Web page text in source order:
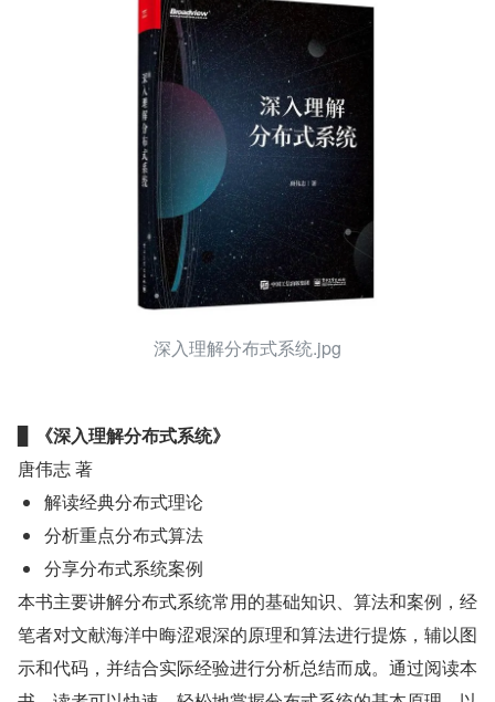
深入理解分布式系统.jpg
《深入理解分布式系统》
唐伟志 著
解读经典分布式理论
分析重点分布式算法
分享分布式系统案例
本书主要讲解分布式系统常用的基础知识、算法和案例，经
笔者对文献海洋中晦涩艰深的原理和算法进行提炼，辅以图
示和代码，并结合实际经验进行分析总结而成。通过阅读本